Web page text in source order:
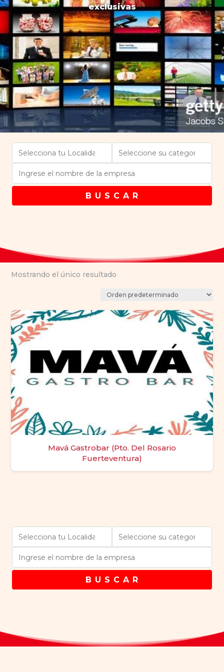
exclusivas
B U S C A R
Mostrando el único resultado
Mavá Gastrobar (Pto. Del Rosario
Fuerteventura)
B U S C A R